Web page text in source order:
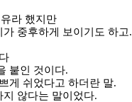
라 했지만
중후하게 보이기도 하고.
붙인 것이다.
게 쉬었다고 하더란 말.
않다는 말이었다.